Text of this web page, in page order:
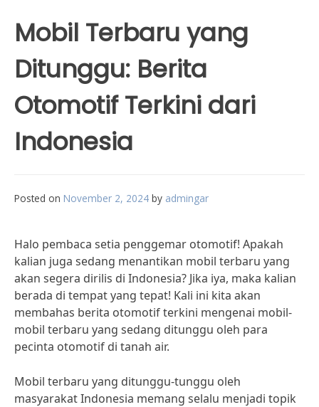
Mobil Terbaru yang
Ditunggu: Berita
Otomotif Terkini dari
Indonesia
Posted on November 2, 2024 by admingar
Halo pembaca setia penggemar otomotif! Apakah
kalian juga sedang menantikan mobil terbaru yang
akan segera dirilis di Indonesia? Jika iya, maka kalian
berada di tempat yang tepat! Kali ini kita akan
membahas berita otomotif terkini mengenai mobil-
mobil terbaru yang sedang ditunggu oleh para
pecinta otomotif di tanah air.
Mobil terbaru yang ditunggu-tunggu oleh
masyarakat Indonesia memang selalu menjadi topik